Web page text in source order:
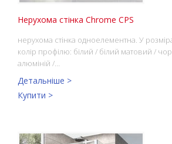
Нерухома стінка Chrome CPS
нерухома стінка одноелементна. У
колір профілю: білий / білий матовий /
алюміній /…
Детальніше >
Купити >